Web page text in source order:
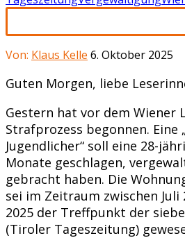
Von: Klaus Kelle 6. Oktober 2025
Guten Morgen, liebe
Gestern hat vor dem Wiener
Strafprozess begonnen. Eine
Jugendlicher“ soll eine 28-
Monate geschlagen,
gebracht haben. Die
sei im Zeitraum zwischen Juli
2025 der Treffpunkt der
(Tiroler Tageszeitung)